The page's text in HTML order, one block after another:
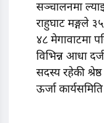
सञ्चालनमा
राहुघाट मङ्गले
४८ मेगावाटमा
विभिन्न आधा
सदस्य रहेकी
ऊर्जा